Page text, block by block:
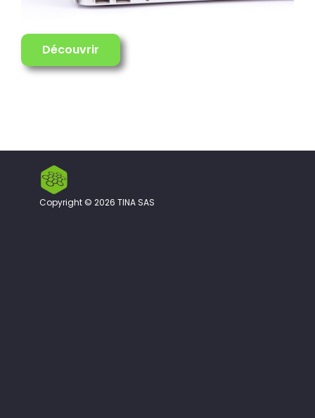
Découvrir
Copyright © 2026 TINA SAS